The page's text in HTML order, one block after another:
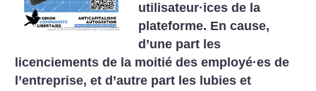
utilisateur·ices de la
plateforme. En cause,
d’une part les
licenciements de la moitié des employé·es de
l’entreprise, et d’autre part les lubies et